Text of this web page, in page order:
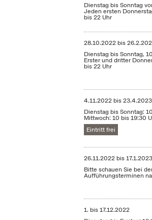
Dienstag bis Sonntag
Jeden ersten
bis 22 Uhr
28.10.2022 bis
Dienstag bis Sonntag,
Erster und dritter
bis 22 Uhr
4.11.2022 bis23.4.2023
Dienstag bis Sonntag:
Mittwoch: 10 bis 19:30
Eintritt frei
26.11.2022 bis17.1.2023
Bitte schauen Sie bei
Aufführungsterminen
1. bis17.12.2022